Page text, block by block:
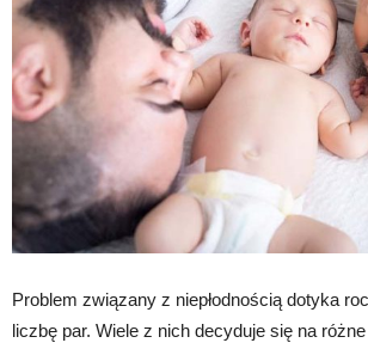
Problem związany z niepłodnością dotyka
liczbę par. Wiele z nich decyduje się na